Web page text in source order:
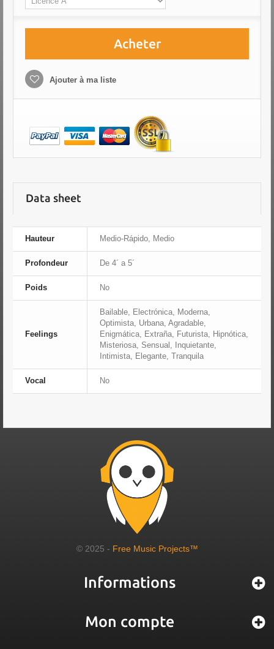
Acheter
Ajouter à ma liste
Data sheet
Hauteur Medio-Rápido, Medio
Profondeur De 4´ a 5´
Poids No
Feelings
Bailable, Electrónica, Moderna,
Optimista, Urbana, Agradable,
Enigmática, Extraña, Futurista, Hipnótica,
Misteriosa, Sensual, Inquietante,
Intimista, Elegante, Tranquila
Vocal No
© 2025 - Free Music Projects™
Informations
Mon compte